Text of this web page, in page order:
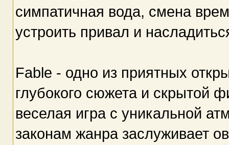
симпатичная вода, смена
устроить привал и
Fable - одно из приятных
глубокого сюжета и скрытой
веселая игра с уникальной
законам жанра заслуживает